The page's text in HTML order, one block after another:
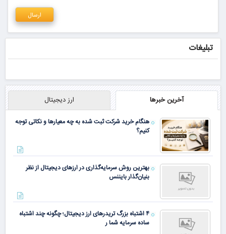
تبلیغات
آخرین خبرها ارز دیجیتال
هنگام خرید شرکت ثبت شده به چه معیارها و نکاتی توجه
کنیم؟
بهترین روش سرمایه‌گذاری در ارزهای دیجیتال از نظر
بنیان‌گذار بایننس
۴ اشتباه بزرگ تریدرهای ارز دیجیتال؛ چگونه چند اشتباه
ساده سرمایه شما ر